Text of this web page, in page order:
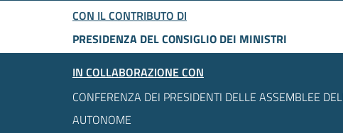
CON IL CONTRIBUTO DI
PRESIDENZA DEL CONSIGLIO DEI MINISTRI
IN COLLABORAZIONE CON
CONFERENZA DEI PRESIDENTI DELLE ASSEMBLEE
AUTONOME